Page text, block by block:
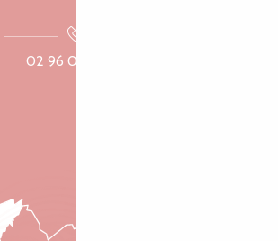
02 96 05 60 70